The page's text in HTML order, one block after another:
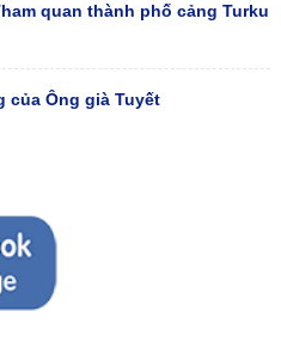
quan thành phố cảng Turku
của Ông già Tuyết